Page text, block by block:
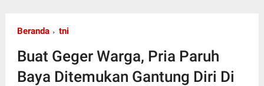
Beranda tni
Buat Geger Warga, Pria Paruh
Baya Ditemukan Gantung Diri Di